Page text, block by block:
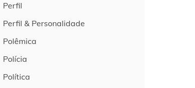
Perfil
Perfil & Personalidade
Polêmica
Polícia
Política